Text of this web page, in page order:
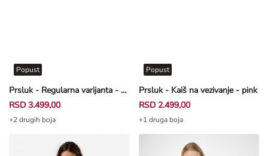
Prsluk - Regularna varijanta - tamnoplava
Popust
RSD 3.499,00
+2 drugih boja
Prsluk - Kaiš na vezivanje - pink
Popust
RSD 2.499,00
+1 druga boja